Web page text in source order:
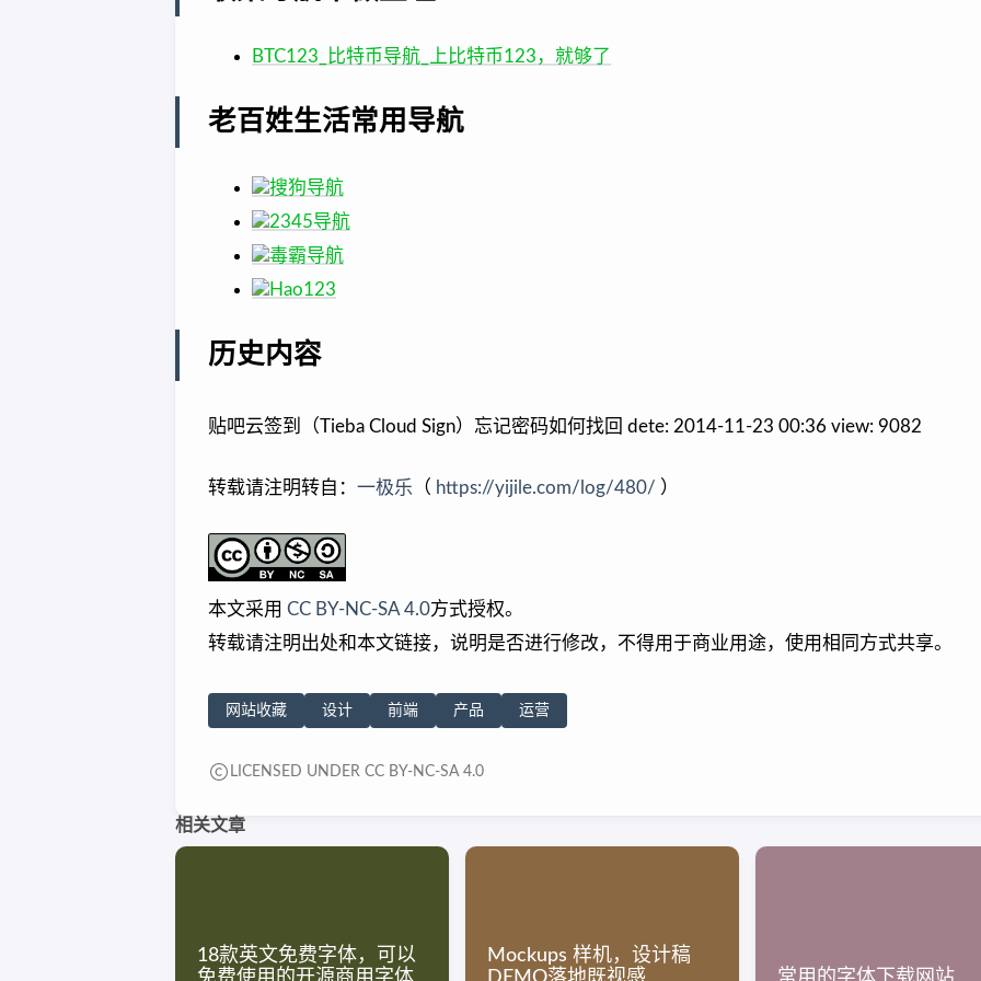
BTC123_比特币导航_上比特币123，就够了
老百姓生活常用导航
搜狗导航
2345导航
毒霸导航
Hao123
历史内容
贴吧云签到（Tieba Cloud Sign）忘记密码如何找回 dete: 2014-11-23 00:36 view: 9082
转载请注明转自： 一极乐 （ https://yijile.com/log/480/ ）
本文采用 CC BY-NC-SA 4.0方式授权。
转载请注明出处和本文链接，说明是否进行修改，不得用于商业用途，使用相同方式共享。
网站收藏 设计 前端 产品 运营
LICENSED UNDER CC BY-NC-SA 4.0
相关文章
18款英文免费字体，可以
Mockups 样机，设计稿